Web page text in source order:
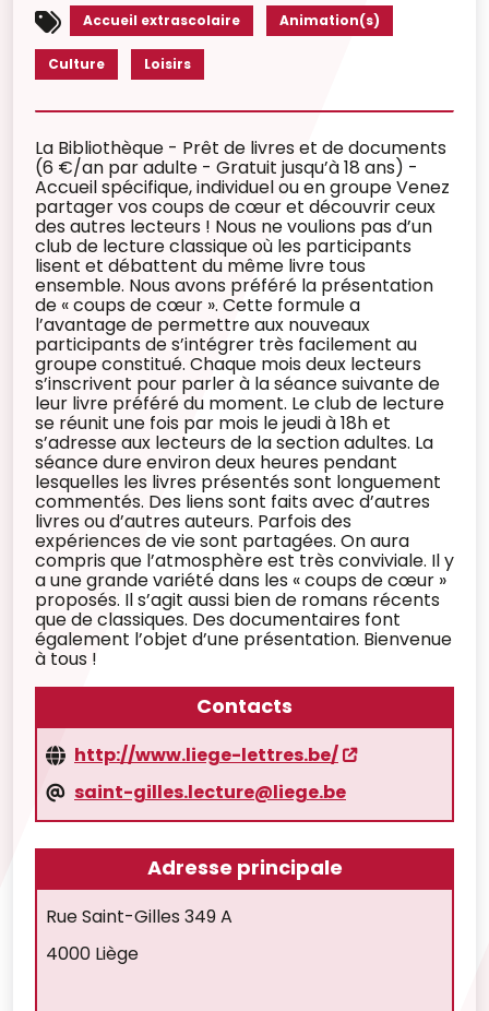
Accueil extrascolaire Animation(s)
Culture Loisirs
La Bibliothèque - Prêt de livres et de documents
(6 €/an par adulte - Gratuit jusqu’à 18 ans) -
Accueil spécifique, individuel ou en groupe Venez
partager vos coups de cœur et découvrir ceux
des autres lecteurs ! Nous ne voulions pas d’un
club de lecture classique où les participants
lisent et débattent du même livre tous
ensemble. Nous avons préféré la présentation
de « coups de cœur ». Cette formule a
l’avantage de permettre aux nouveaux
participants de s’intégrer très facilement au
groupe constitué. Chaque mois deux lecteurs
s’inscrivent pour parler à la séance suivante de
leur livre préféré du moment. Le club de lecture
se réunit une fois par mois le jeudi à 18h et
s’adresse aux lecteurs de la section adultes. La
séance dure environ deux heures pendant
lesquelles les livres présentés sont longuement
commentés. Des liens sont faits avec d’autres
livres ou d’autres auteurs. Parfois des
expériences de vie sont partagées. On aura
compris que l’atmosphère est très conviviale. Il y
a une grande variété dans les « coups de cœur »
proposés. Il s’agit aussi bien de romans récents
que de classiques. Des documentaires font
également l’objet d’une présentation. Bienvenue
à tous !
Contacts
http://www.liege-lettres.be/
saint-gilles.lecture@liege.be
Adresse principale
Rue Saint-Gilles 349 A
4000 Liège